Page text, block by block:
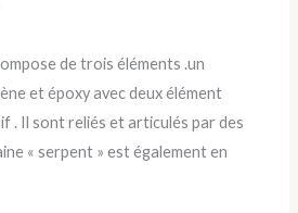
de trois éléments .un
et époxy avec deux élément
. Il sont reliés et articulés par des
« serpent » est également en